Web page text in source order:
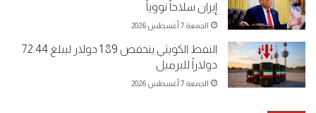
إيران سلاحاً نووياً
الجمعة 7 أغسطس 2026
النفط الكويتي ينخفض 1.89 دولار ليبلغ 72.44
دولاراً للبرميل
الجمعة 7 أغسطس 2026